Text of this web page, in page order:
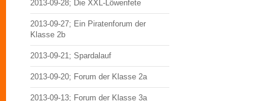
2013-09-28; Die XXL-Löwenfete
2013-09-27; Ein Piratenforum der
Klasse 2b
2013-09-21; Spardalauf
2013-09-20; Forum der Klasse 2a
2013-09-13; Forum der Klasse 3a